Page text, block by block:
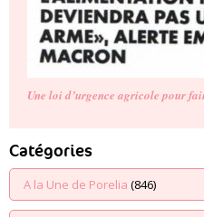
Une loi d’urgence agricole pour
Catégories
A la Une de Porelia (846)